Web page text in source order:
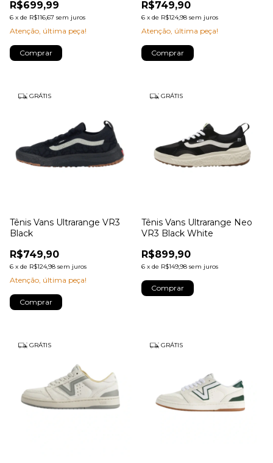
R$699,99
6 x de R$116,67 sem juros
Atenção, última peça!
Comprar
R$749,90
6 x de R$124,98 sem juros
Atenção, última peça!
Comprar
GRÁTIS
Tênis Vans Ultrarange VR3
Black
R$749,90
6 x de R$124,98 sem juros
Atenção, última peça!
Comprar
GRÁTIS
Tênis Vans Ultrarange Neo
VR3 Black White
R$899,90
6 x de R$149,98 sem juros
Comprar
GRÁTIS GRÁTIS